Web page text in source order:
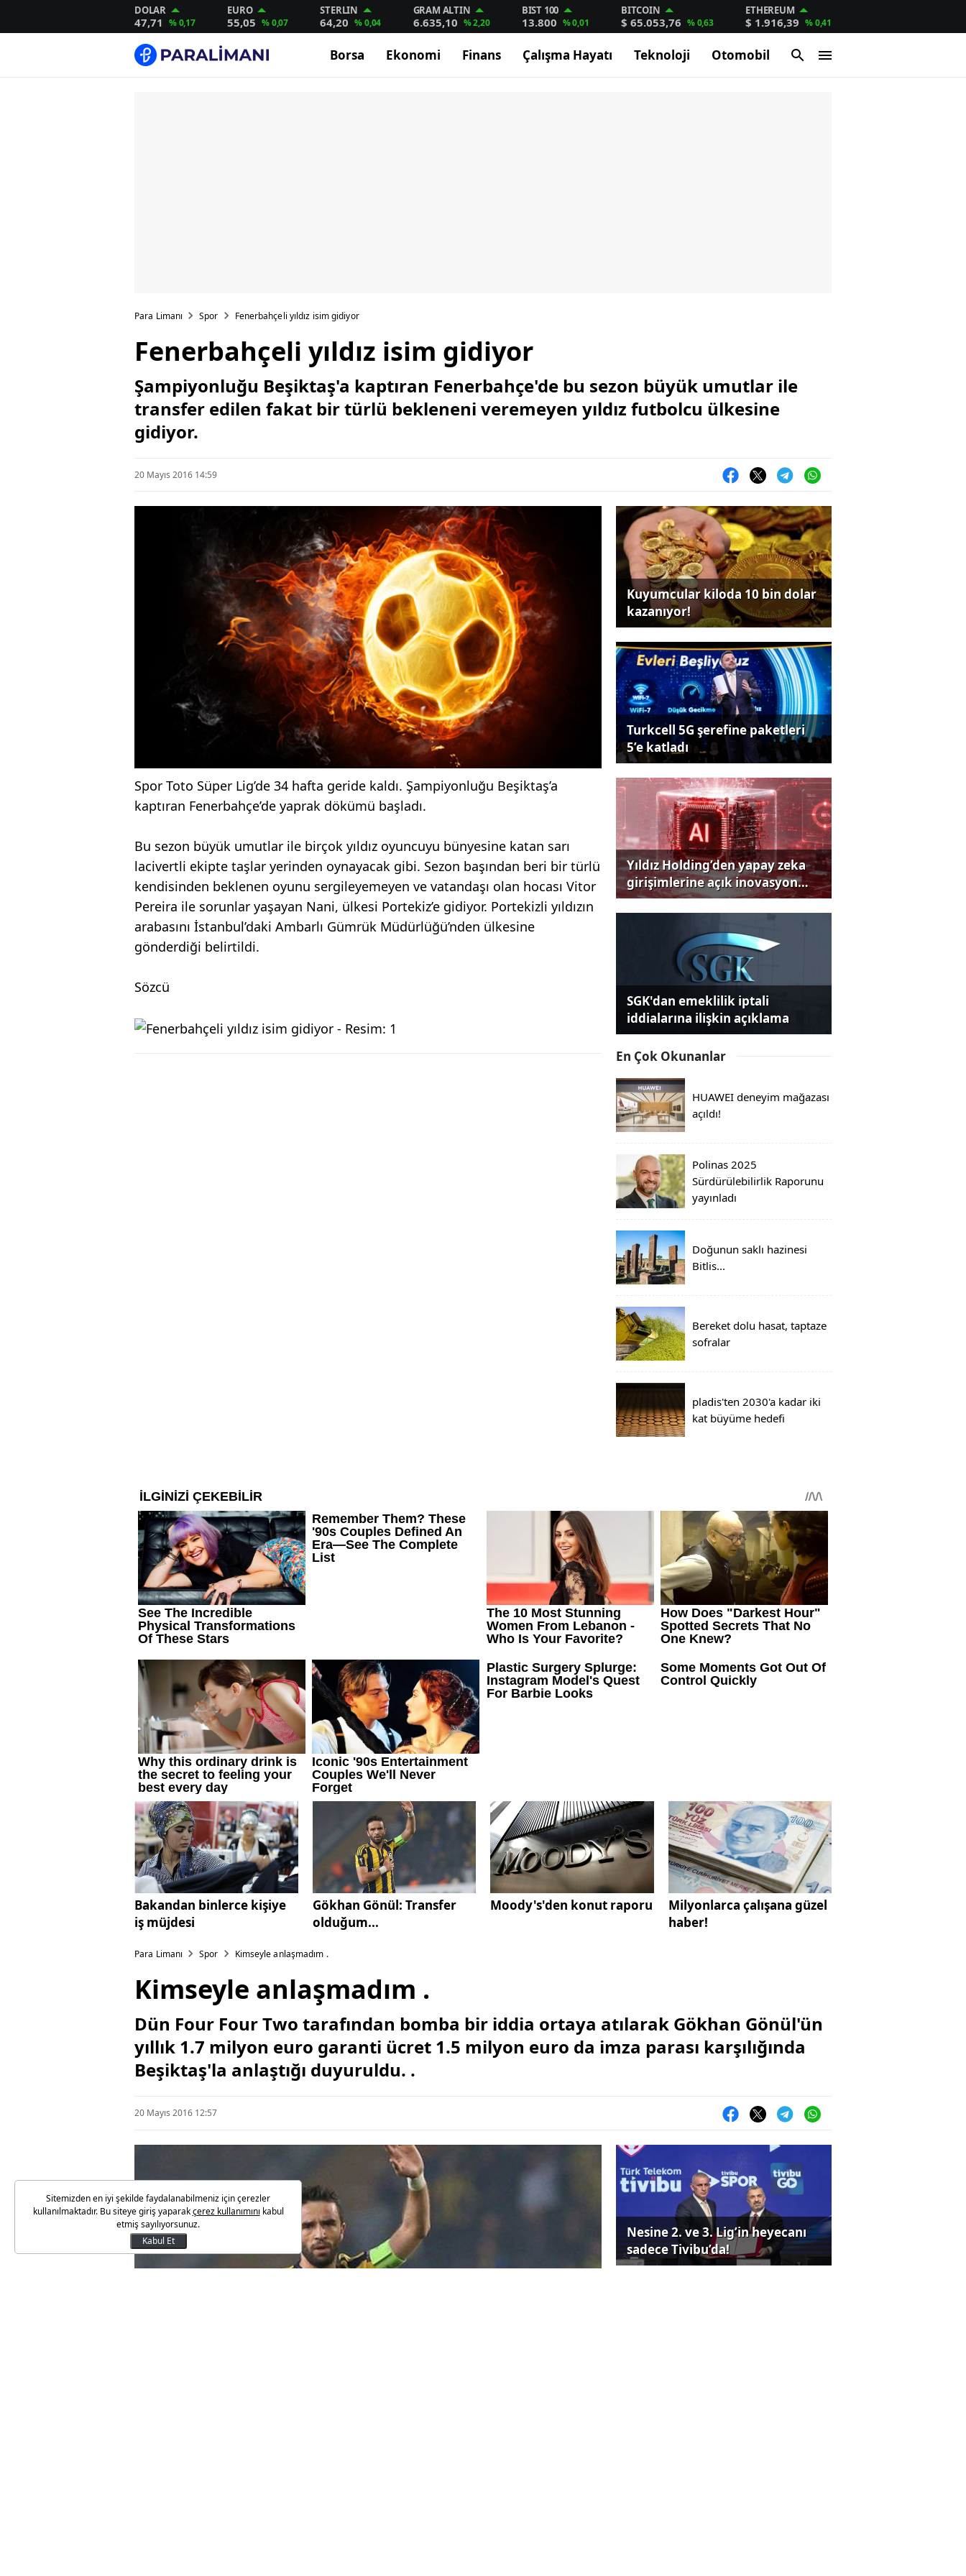
DOLAR
47,71 % 0,17
EURO
55,05 % 0,07
STERLIN
64,20 % 0,04
GRAM ALTIN
6.635,10 % 2,20
BIST 100
13.800 % 0,01
BITCOIN
$ 65.053,76 % 0,63
ETHEREUM
$ 1.916,39 % 0,41
Borsa Ekonomi Finans Çalışma Hayatı Teknoloji Otomobil
Para Limanı Spor Fenerbahçeli yıldız isim gidiyor
Fenerbahçeli yıldız isim gidiyor
Şampiyonluğu Beşiktaş'a kaptıran Fenerbahçe'de bu sezon büyük umutlar ile
transfer edilen fakat bir türlü bekleneni veremeyen yıldız futbolcu ülkesine
gidiyor.
20 Mayıs 2016 14:59
Spor Toto Süper Lig’de 34 hafta geride kaldı. Şampiyonluğu Beşiktaş’a
kaptıran Fenerbahçe’de yaprak dökümü başladı.
Bu sezon büyük umutlar ile birçok yıldız oyuncuyu bünyesine katan sarı
lacivertli ekipte taşlar yerinden oynayacak gibi. Sezon başından beri bir türlü
kendisinden beklenen oyunu sergileyemeyen ve vatandaşı olan hocası Vitor
Pereira ile sorunlar yaşayan Nani, ülkesi Portekiz’e gidiyor. Portekizli yıldızın
arabasını İstanbul’daki Ambarlı Gümrük Müdürlüğü’nden ülkesine
gönderdiği belirtildi.
Sözcü
Kuyumcular kiloda 10 bin dolar
kazanıyor!
Turkcell 5G şerefine paketleri
5’e katladı
Yıldız Holding’den yapay zeka
girişimlerine açık inovasyon
çağrısı
SGK'dan emeklilik iptali
iddialarına ilişkin açıklama
En Çok Okunanlar
HUAWEI deneyim mağazası
açıldı!
Polinas 2025
Sürdürülebilirlik Raporunu
yayınladı
Doğunun saklı hazinesi
Bitlis...
Bereket dolu hasat, taptaze
sofralar
pladis'ten 2030'a kadar iki
kat büyüme hedefi
Bakandan binlerce kişiye
iş müjdesi
Gökhan Gönül: Transfer
olduğum...
Moody's'den konut raporu
Milyonlarca çalışana güzel
haber!
Para Limanı Spor Kimseyle anlaşmadım .
Kimseyle anlaşmadım .
Dün Four Four Two tarafından bomba bir iddia ortaya atılarak Gökhan Gönül'ün
yıllık 1.7 milyon euro garanti ücret 1.5 milyon euro da imza parası karşılığında
Beşiktaş'la anlaştığı duyuruldu. .
20 Mayıs 2016 12:57
Nesine 2. ve 3. Lig’in heyecanı
sadece Tivibu’da!
Sitemizden en iyi şekilde faydalanabilmeniz için çerezler
kullanılmaktadır. Bu siteye giriş yaparakçerez kullanımını kabul
etmiş sayılıyorsunuz.
Kabul Et